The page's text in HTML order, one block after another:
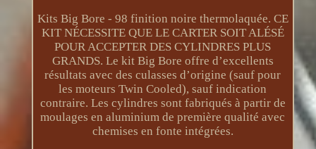
Kits Big Bore - 98 finition noire thermolaquée. CE
KIT NÉCESSITE QUE LE CARTER SOIT ALÉSÉ
POUR ACCEPTER DES CYLINDRES PLUS
GRANDS. Le kit Big Bore offre d’excellents
résultats avec des culasses d’origine (sauf pour
les moteurs Twin Cooled), sauf indication
contraire. Les cylindres sont fabriqués à partir de
moulages en aluminium de première qualité avec
chemises en fonte intégrées.